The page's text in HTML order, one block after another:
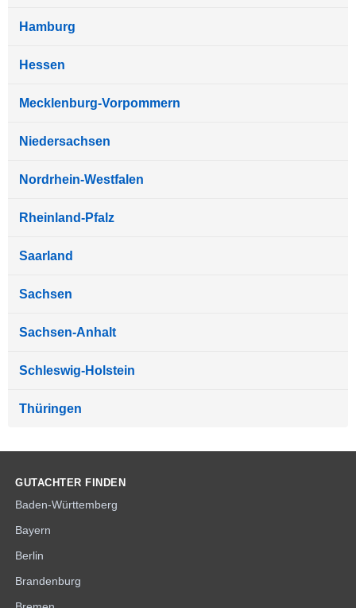
Hamburg
Hessen
Mecklenburg-Vorpommern
Niedersachsen
Nordrhein-Westfalen
Rheinland-Pfalz
Saarland
Sachsen
Sachsen-Anhalt
Schleswig-Holstein
Thüringen
GUTACHTER FINDEN
Baden-Württemberg
Bayern
Berlin
Brandenburg